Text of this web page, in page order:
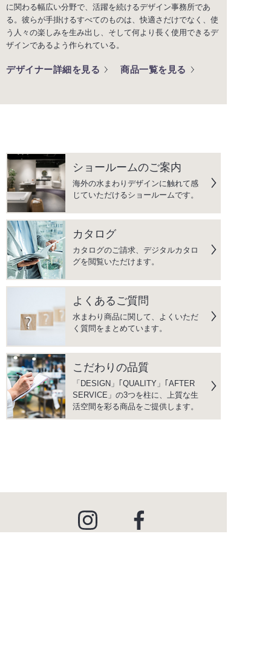
に関わる幅広い分野で、活躍を続けるデザイン事務所であ
る。彼らが手掛けるすべてのものは、快適さだけでなく、使
う人々の楽しみを生み出し、そして何より長く使用できるデ
ザインであるよう作られている。
デザイナー詳細を見る 商品一覧を見る
ショールームのご案内
海外の水まわりデザインに触れて感
じていただけるショールームです。
カタログ
カタログのご請求、デジタルカタロ
グを閲覧いただけます。
よくあるご質問
水まわり商品に関して、よくいただ
く質問をまとめています。
こだわりの品質
「DESIGN」｢QUALITY」｢AFTER
SERVICE」の3つを柱に、上質な生
活空間を彩る商品をご提供します。